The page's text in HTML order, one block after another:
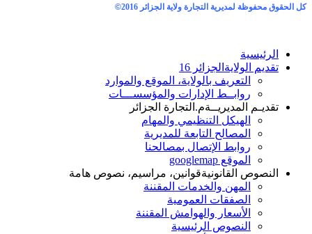
كل الحقوق محفوظة لمديرية التجارة ولاية الجزائر 2016 ©
الرئيسية
تقديم الولاية الجزائر 16
التعريف بالولاية، الموقع والموارد
روابــط الإدارات والمؤسســـات
تقديـم المديريــةم.التجارة الجزائر
الهيكل التنظيمي والمهام
المصالح التابعة للمديرية
روابط الإتصال بمصالحنا
الموقع googlemap
النصوص القانونيةقوانين، مراسيم، نصوص هامة
المهن والخدمات المقننة
الصفقات العمومية
الأسعار والهوامش المقننة
النصوص الرئيسية